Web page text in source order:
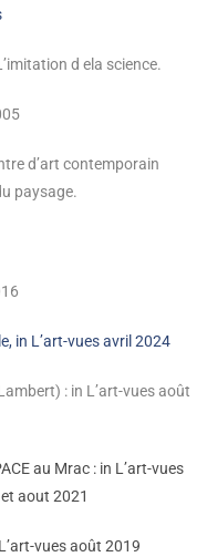
d ela science.
d’art contemporain
paysage.
in L’art-vues avril 2024
: in L’art-vues août
au Mrac : in L’art-vues
aout 2021
vues août 2019